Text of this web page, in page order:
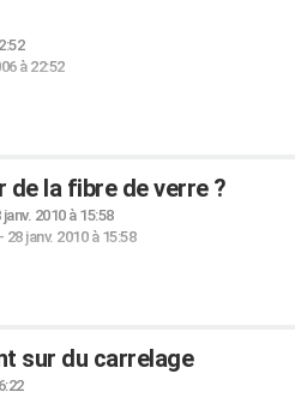
à 22:52
la fibre de verre ?
janv. 2010 à 15:58
28 janv. 2010 à 15:58
sur du carrelage